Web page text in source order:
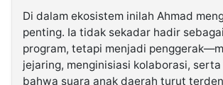
Di dalam ekosistem inilah Ahmad
penting. Ia tidak sekadar hadir
program, tetapi menjadi
jejaring, menginisiasi kolaborasi,
bahwa suara anak daerah turut